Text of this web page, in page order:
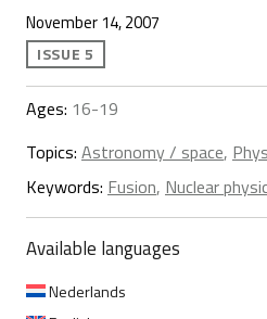
November 14, 2007
ISSUE 5
Ages: 16-19
Topics: Astronomy / space,
Keywords: Fusion, Nuclear
Available languages
Nederlands